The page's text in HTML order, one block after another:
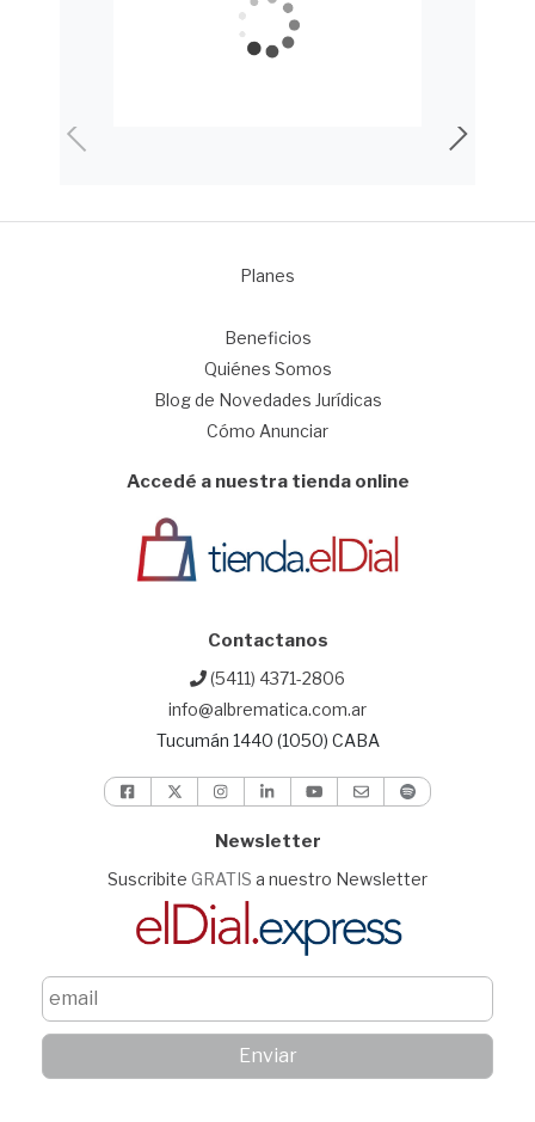
Planes
Beneficios
Quiénes Somos
Blog de Novedades Jurídicas
Cómo Anunciar
Accedé a nuestra tienda online
Contactanos
(5411) 4371-2806
info@albrematica.com.ar
Tucumán 1440 (1050) CABA
Newsletter
Suscribite GRATIS a nuestro Newsletter